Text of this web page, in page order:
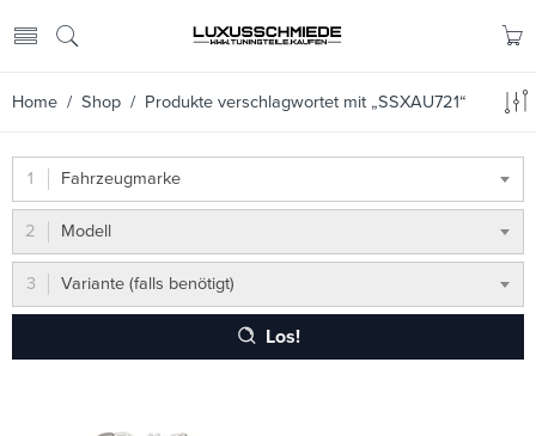
Home / Shop / Produkte verschlagwortet mit „SSXAU721“
Fahrzeugmarke
Modell
Variante (falls benötigt)
Los!